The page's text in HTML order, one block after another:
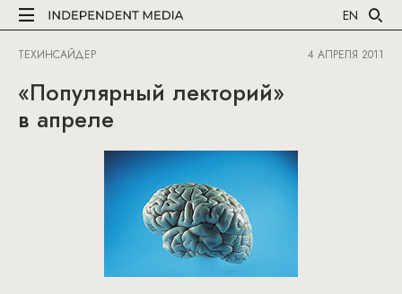
EN
ТЕХИНСАЙДЕР 4 АПРЕЛЯ 2011
«Популярный лекторий»
в апреле